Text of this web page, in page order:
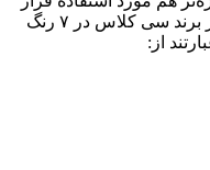
بگیرند.این خودکار به نام "Candid" از برند سی کلاس در ۷ رنگ
از: